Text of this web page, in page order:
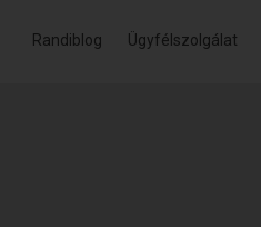
Randiblog Ügyfélszolgálat